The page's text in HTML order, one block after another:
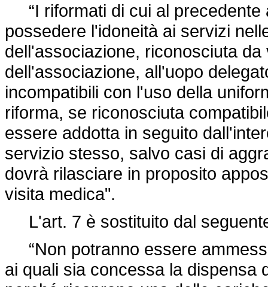
“I riformati di cui al precedente
possedere l'idoneità ai servizi
dell'associazione, riconosciuta
dell'associazione, all'uopo
incompatibili con l'uso della
riforma, se riconosciuta
essere addotta in seguito
servizio stesso, salvo casi di
dovrà rilasciare in proposito
visita medica".
L'art. 7 è sostituito dal
“Non potranno essere
ai quali sia concessa la dispensa